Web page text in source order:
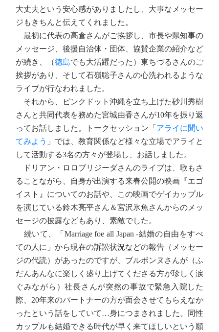
大丈夫という安心感がありましたし、大事なメッセー
ジもきちんと伝えてくれました。
最初に代表の高倉さんがご挨拶し、市長や県知事の
メッセージ、後援自治体・団体、協賛企業の紹介など
が続き、（徳島でも大活躍だった）東ちづるさんのご
挨拶があり、そして石嶺聡子さんの心洗われるような
ライブが行なわれました。
それから、ピンクドット沖縄を立ち上げた砂川秀樹
さんと共同代表を務めた宮城由香さんが10年を振り返
ってお話しました。トークセッション「 アライに聞い
てみよう 」では、教育関係など様々な立場でアライと
して活動する3名の方々が登場し、お話しました。
ドリアン・ロロブリジーダさんのライブは、歌もさ
ることながら、自身が出演する来春公開の映画『エゴ
イスト』についてのお話や、この映画でゲイカップル
を演じている鈴木亮平さん＆宮沢氷魚さんからのメッ
セージの披露などもあり、素敵でした。
続いて、「Marriage foe all Japan -結婚の自由をすべ
ての人に」から現在の訴訟状況などの報告（メッセー
ジの代読）があったのですが、ブルボンヌさんが（ふ
だんあんなに楽しく盛り上げてくださる方が珍しく涙
ぐみながら）社長さんが突然の事故で緊急入院した
際、20年来のパートナーの方が面会させてもらえなか
ったという話をしていて…身につまされました。同性
カップルも結婚できる時代が早く来てほしいという願